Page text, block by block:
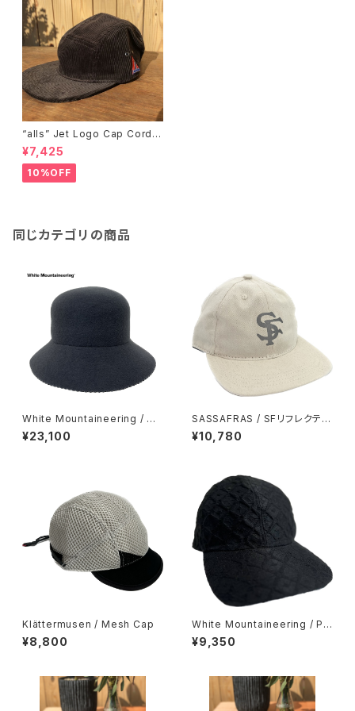
“alls” Jet Logo Cap Cordur
oy Charcoal
¥7,425
10%OFF
同じカテゴリの商品
White Mountaineering / W
OOL BELL HAT
¥23,100
SASSAFRAS / SFリフレクティ
ブキャップ
¥10,780
Klättermusen / Mesh Cap
¥8,800
White Mountaineering / PA
RQUET PATTERN JACQUA
RD 6PANEL CAP
¥9,350